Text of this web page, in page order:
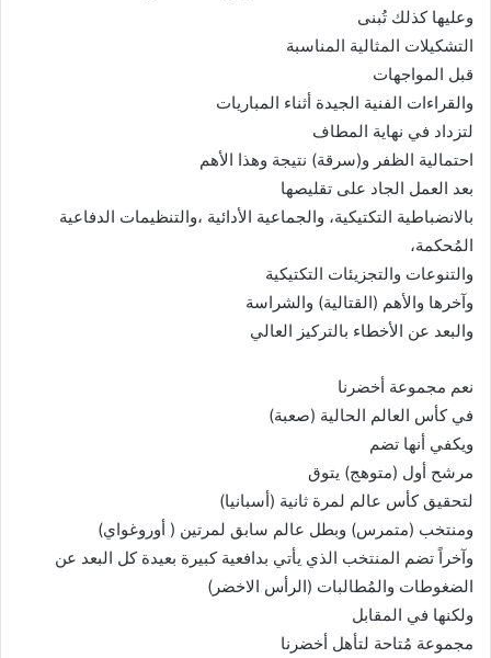
وعليها كذلك تُبنى
التشكيلات المثالية المناسبة
قبل المواجهات
والقراءات الفنية الجيدة أثناء المباريات
لتزداد في نهاية المطاف
احتمالية الظفر و(سرقة) نتيجة وهذا الأهم
بعد العمل الجاد على تقليصها
بالانضباطية التكتيكية، والجماعية الأدائية ،والتنظيمات الدفاعية
المُحكمة،
والتنوعات والتجزيئات التكتيكية
وآخرها والأهم (القتالية) والشراسة
والبعد عن الأخطاء بالتركيز العالي
نعم مجموعة أخضرنا
في كأس العالم الحالية (صعبة)
ويكفي أنها تضم
مرشح أول (متوهج) يتوق
لتحقيق كأس عالم لمرة ثانية (أسبانيا)
ومنتخب (متمرس) وبطل عالم سابق لمرتين ( أوروغواي)
وآخراً تضم المنتخب الذي يأتي بدافعية كبيرة بعيدة كل البعد عن
الضغوطات والمُطالبات (الرأس الاخضر)
ولكنها في المقابل
مجموعة مُتاحة لتأهل أخضرنا